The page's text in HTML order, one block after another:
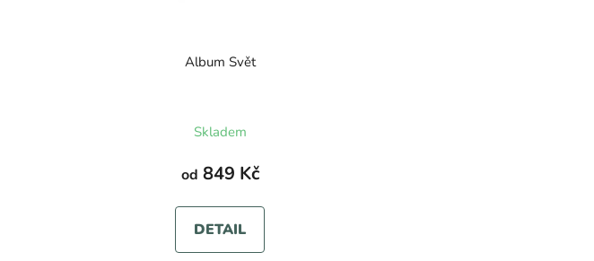
Album Svět
hodnocení
produktu
je
5,0
z
5
Skladem
od 849 Kč
DETAIL